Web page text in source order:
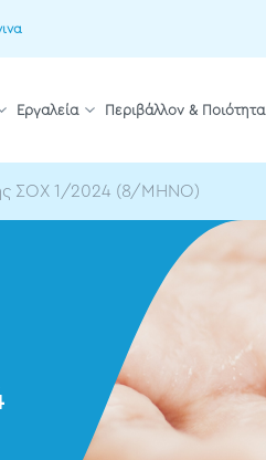
Εργαλεία Περιβάλλον & Ποιότητα
ΣΟΧ 1/2024 (8/ΜΗΝΟ)